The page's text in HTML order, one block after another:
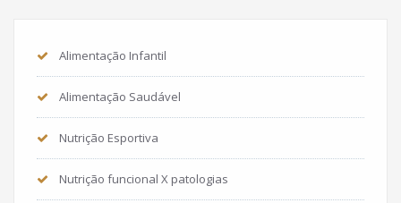
Alimentação Infantil
Alimentação Saudável
Nutrição Esportiva
Nutrição funcional X patologias